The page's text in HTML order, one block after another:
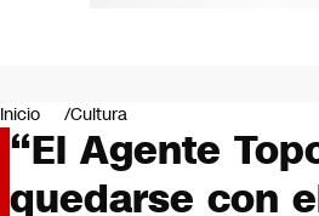
Negocios
Deportes
Programas completos
Cultura
Inicio Cultura
“El Agente
quedarse con